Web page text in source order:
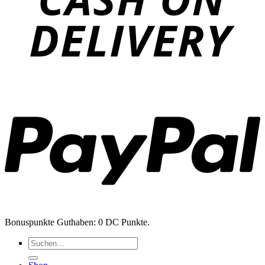
Bonuspunkte Guthaben: 0 DC Punkte.
Suchen
nach: